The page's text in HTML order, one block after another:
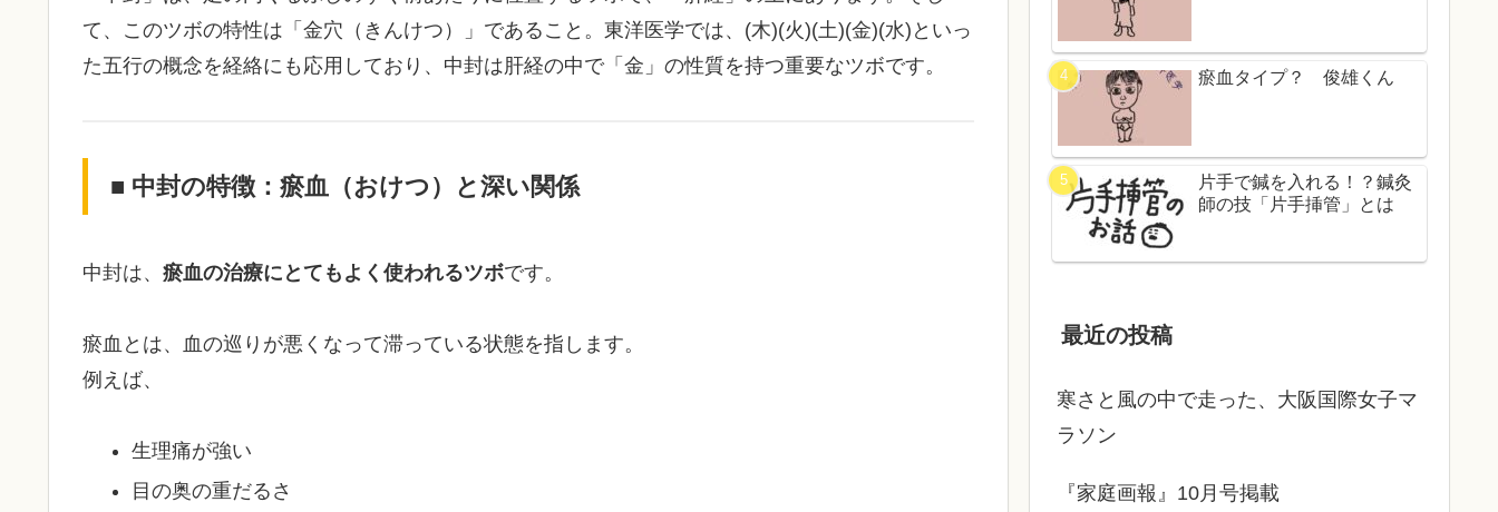
て、このツボの特性は「金穴（きんけつ）」であること。東洋医学では、(木)(火)(土)(金)(水)といっ
た五行の概念を経絡にも応用しており、中封は肝経の中で「金」の性質を持つ重要なツボです。
■ 中封の特徴：瘀血（おけつ）と深い関係
中封は、 瘀血の治療にとてもよく使われるツボです。
瘀血とは、血の巡りが悪くなって滞っている状態を指します。
例えば、
生理痛が強い
目の奥の重だるさ
瘀血タイプ？ 俊雄くん
片手で鍼を入れる！？鍼灸
師の技「片手挿管」とは
最近の投稿
寒さと風の中で走った、大阪国際女子マ
ラソン
『家庭画報』10月号掲載